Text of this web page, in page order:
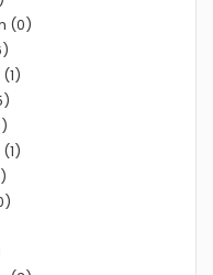
(0)